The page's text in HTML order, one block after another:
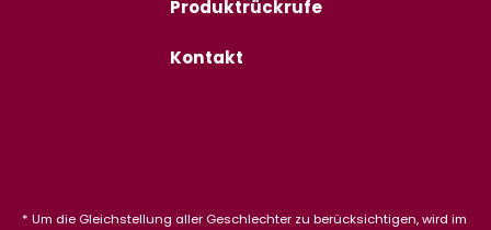
Produktrückrufe
Kontakt
* Um die Gleichstellung aller Geschlechter zu berücksichtigen, wird im